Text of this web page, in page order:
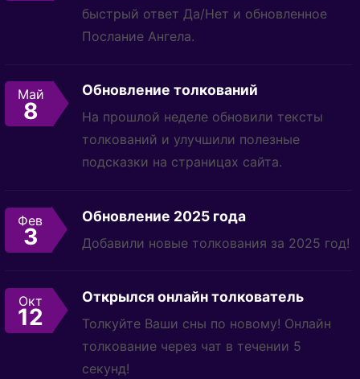
быстрый ответ Да/Нет и обновленное
Послание Ангела.
Май
8
Обновление толкований
На прошлой неделе обновили тексты
толкований и улучшили полезные
подсказки на страницах сайта.
Фев
3
Обновление 2025 года
Добавили новые толкования за 2025 год!
Окт
12
Открылся онлайн толкователь
Толкуйте Ваши сны по новому! Онлайн
толкование через чат в течении 5
секунд!